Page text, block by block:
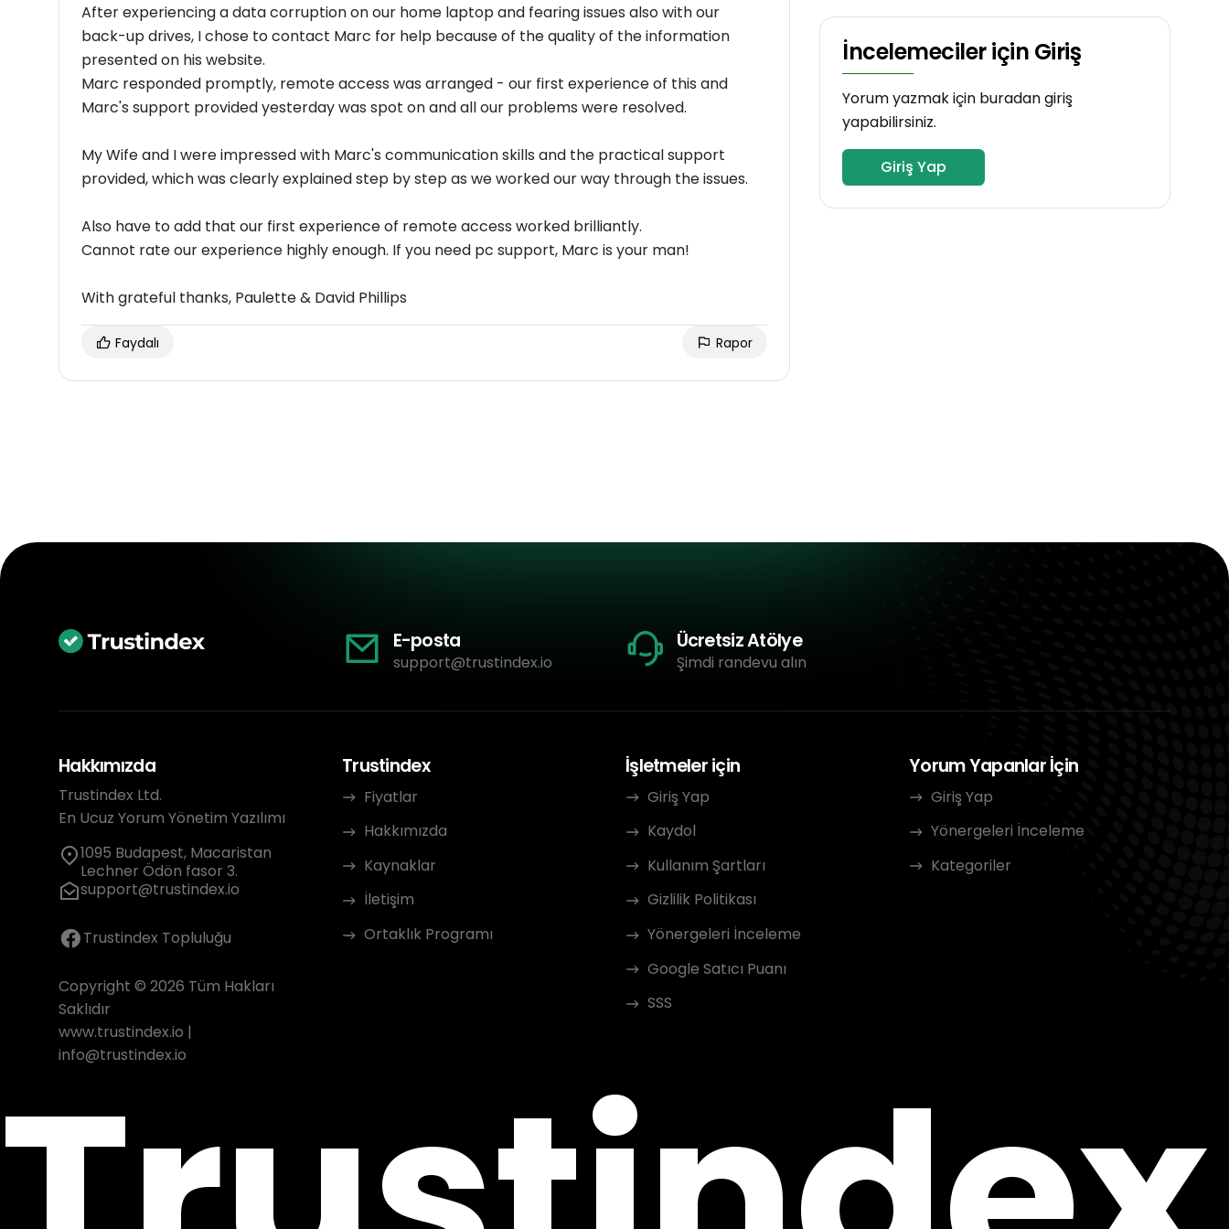
After experiencing a data corruption on our home laptop and fearing issues also with our
back-up drives, I chose to contact Marc for help because of the quality of the information
presented on his website.
Marc responded promptly, remote access was arranged - our first experience of this and
Marc's support provided yesterday was spot on and all our problems were resolved.
My Wife and I were impressed with Marc's communication skills and the practical support
provided, which was clearly explained step by step as we worked our way through the issues.
Also have to add that our first experience of remote access worked brilliantly.
Cannot rate our experience highly enough. If you need pc support, Marc is your man!
With grateful thanks, Paulette & David Phillips
Faydalı Rapor
İncelemeciler için Giriş
Yorum yazmak için buradan giriş
yapabilirsiniz.
Giriş Yap
E-posta
support@trustindex.io
Ücretsiz Atölye
Şimdi randevu alın
Hakkımızda
Trustindex Ltd.
En Ucuz Yorum Yönetim Yazılımı
1095 Budapest, Macaristan
Lechner Ödön fasor 3.
support@trustindex.io
Trustindex Topluluğu
Copyright © 2026 Tüm Hakları
Saklıdır
www.trustindex.io |
info@trustindex.io
Trustindex
Fiyatlar
Hakkımızda
Kaynaklar
İletişim
Ortaklık Programı
İşletmeler için
Giriş Yap
Kaydol
Kullanım Şartları
Gizlilik Politikası
Yönergeleri İnceleme
Google Satıcı Puanı
SSS
Yorum Yapanlar İçin
Giriş Yap
Yönergeleri İnceleme
Kategoriler